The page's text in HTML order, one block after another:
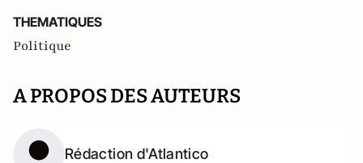
THEMATIQUES
Politique
A PROPOS DES AUTEURS
Rédaction d'Atlantico